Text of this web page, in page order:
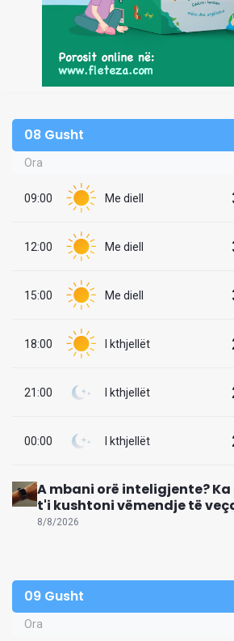
08 Gusht
Ora
09:00 Me diell
12:00 Me diell
15:00 Me diell
18:00 I kthjellët
21:00 I kthjellët
00:00 I kthjellët
A mbani orë inteligjente?
t'i kushtoni vëmendje të
8/8/2026
09 Gusht
Ora